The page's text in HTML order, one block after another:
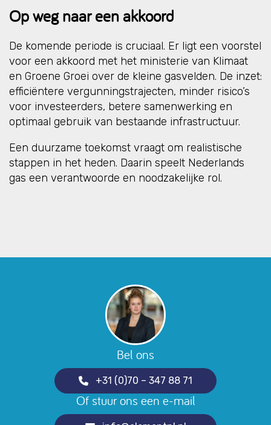
Op weg naar een akkoord
De komende periode is cruciaal. Er ligt een voorstel
voor een akkoord met het ministerie van Klimaat
en Groene Groei over de kleine gasvelden. De inzet:
efficiëntere vergunningstrajecten, minder risico’s
voor investeerders, betere samenwerking en
optimaal gebruik van bestaande infrastructuur.
Een duurzame toekomst vraagt om realistische
stappen in het heden. Daarin speelt Nederlands
gas een verantwoorde en noodzakelijke rol.
Bel ons
+31 (0)70 – 347 88 71
Of stuur ons een e-mail